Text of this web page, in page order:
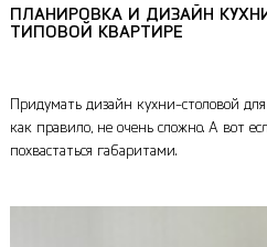
ПЛАНИРОВКА И ДИЗАЙН
ТИПОВОЙ КВАРТИРЕ
Придумать дизайн кухни-столовой
как правило, не очень сложно. А вот
похвастаться габаритами.